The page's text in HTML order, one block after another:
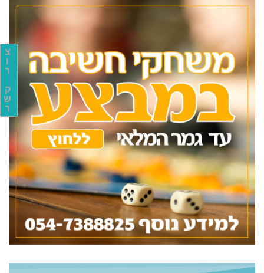
צ
ו
ר
ק
ש
ר